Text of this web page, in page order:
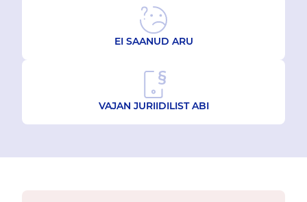
EI SAANUD ARU
VAJAN JURIIDILIST ABI